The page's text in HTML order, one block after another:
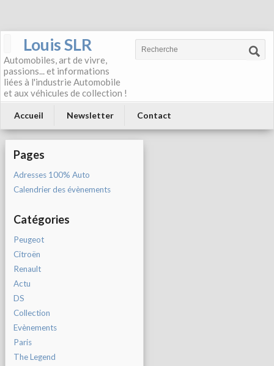
Louis SLR
Automobiles, art de vivre,
passions... et informations
liées à l'industrie Automobile
et aux véhicules de collection !
Accueil Newsletter Contact
Pages
Adresses 100% Auto
Calendrier des évènements
Catégories
Peugeot
Citroën
Renault
Actu
DS
Collection
Evènements
Paris
The Legend